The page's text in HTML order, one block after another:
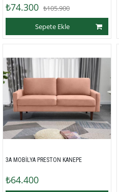
₺74.300 ₺105.900
Sepete Ekle
3A MOBİLYA PRESTON KANEPE
₺64.400